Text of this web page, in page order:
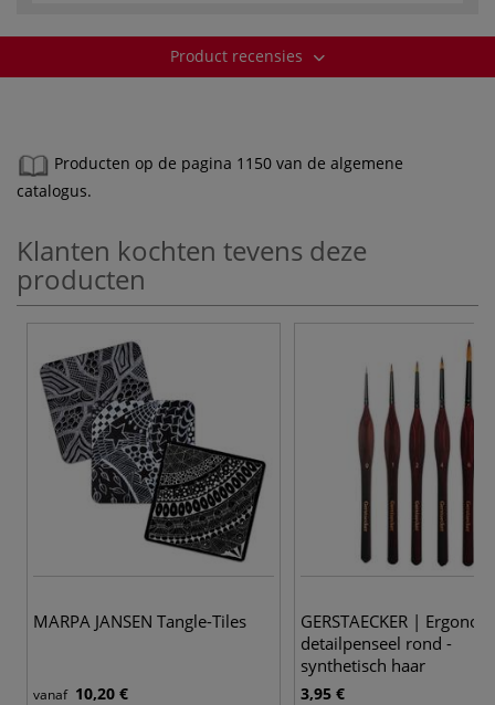
Product recensies
Producten op de pagina 1150 van de algemene
catalogus.
Klanten kochten tevens deze
producten
MARPA JANSEN Tangle-Tiles
vanaf 10,20 €
GERSTAECKER |
detailpenseel rond -
synthetisch haar
3,95 €